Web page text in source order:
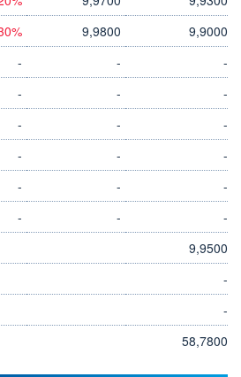
9,9800
9,9000
- -
-
- -
-
- -
-
- -
-
- -
-
- -
-
9,9500
-
-
58,7800